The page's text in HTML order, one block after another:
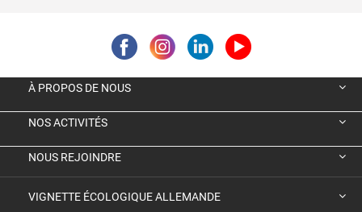
À PROPOS DE NOUS
NOS ACTIVITÉS
NOUS REJOINDRE
VIGNETTE ÉCOLOGIQUE ALLEMANDE